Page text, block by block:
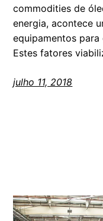
commodities de
energia, acontece
equipamentos
Estes fatores
julho 11, 2018